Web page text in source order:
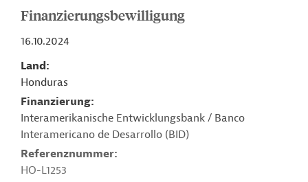
Finanzierungsbewilligung
16.10.2024
Land
Honduras
Finanzierung
Interamerikanische Entwicklungsbank / Banco
Interamericano de Desarrollo (BID)
Referenznummer
HO-L1253